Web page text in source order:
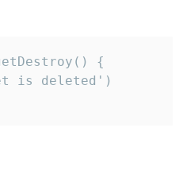
{
is deleted')